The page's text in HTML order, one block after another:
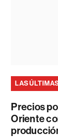
LAS
Precios
Oriente